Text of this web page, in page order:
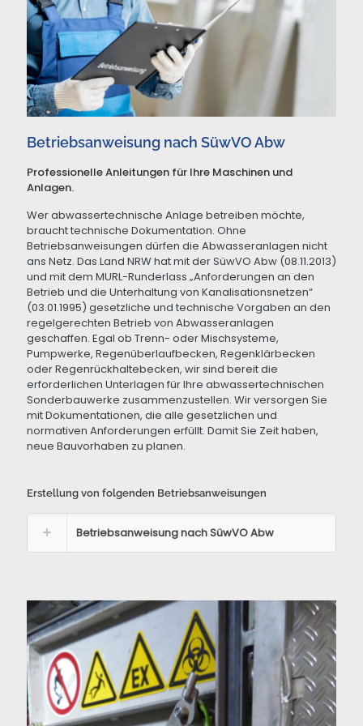
Betriebsanweisung nach SüwVO Abw
Professionelle Anleitungen für Ihre Maschinen und
Anlagen.
Wer abwassertechnische Anlage betreiben möchte,
braucht technische Dokumentation. Ohne
Betriebsanweisungen dürfen die Abwasseranlagen nicht
ans Netz. Das Land NRW hat mit der SüwVO Abw (08.11.2013)
und mit dem MURL-Runderlass „Anforderungen an den
Betrieb und die Unterhaltung von Kanalisationsnetzen“
(03.01.1995) gesetzliche und technische Vorgaben an den
regelgerechten Betrieb von Abwasseranlagen
geschaffen. Egal ob Trenn- oder Mischsysteme,
Pumpwerke, Regenüberlaufbecken, Regenklärbecken
oder Regenrückhaltebecken, wir sind bereit die
erforderlichen Unterlagen für Ihre abwassertechnischen
Sonderbauwerke zusammenzustellen. Wir versorgen Sie
mit Dokumentationen, die alle gesetzlichen und
normativen Anforderungen erfüllt. Damit Sie Zeit haben,
neue Bauvorhaben zu planen.
Erstellung von folgenden Betriebsanweisungen
Betriebsanweisung nach SüwVO Abw